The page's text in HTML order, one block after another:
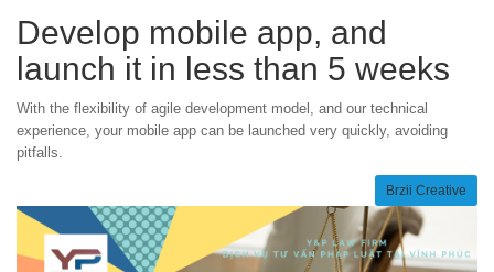
Develop mobile app, and
launch it in less than 5 weeks
With the flexibility of agile development model, and our technical
experience, your mobile app can be launched very quickly, avoiding
pitfalls.
Brzii Creative